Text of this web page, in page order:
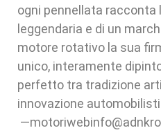
ogni pennellata racconta
leggendaria e di un
motore rotativo la sua
unico, interamente
perfetto tra tradizione
innovazione